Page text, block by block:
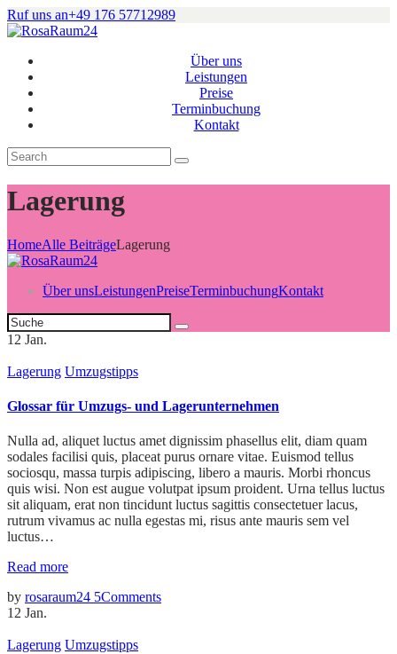
Ruf uns an+49 176 57712989
Über uns
Leistungen
Preise
Terminbuchung
Kontakt
Lagerung
HomeAlle BeiträgeLagerung
Über unsLeistungenPreiseTerminbuchungKontakt
12 Jan.
Lagerung Umzugstipps
Glossar für Umzugs- und Lagerunternehmen
Nulla ad, aliquet luctus amet dignissim phasellus elit, diam quam
sodales facilisi quis, placeat purus ornare vitae. Euismod tellus
sociosqu, massa turpis adipiscing, libero a mauris. Morbi rhoncus
quis wisi. Non est augue volutpat ipsum proident. Urna tellus luctus
sit aliquam, erat non tincidunt luctus sagittis consectetuer lacus,
rutrum vivamus ac nulla egestas mi, risus ante mauris sem vel
luctus…
Read more
by rosaraum24 5Comments
12 Jan.
Lagerung Umzugstipps